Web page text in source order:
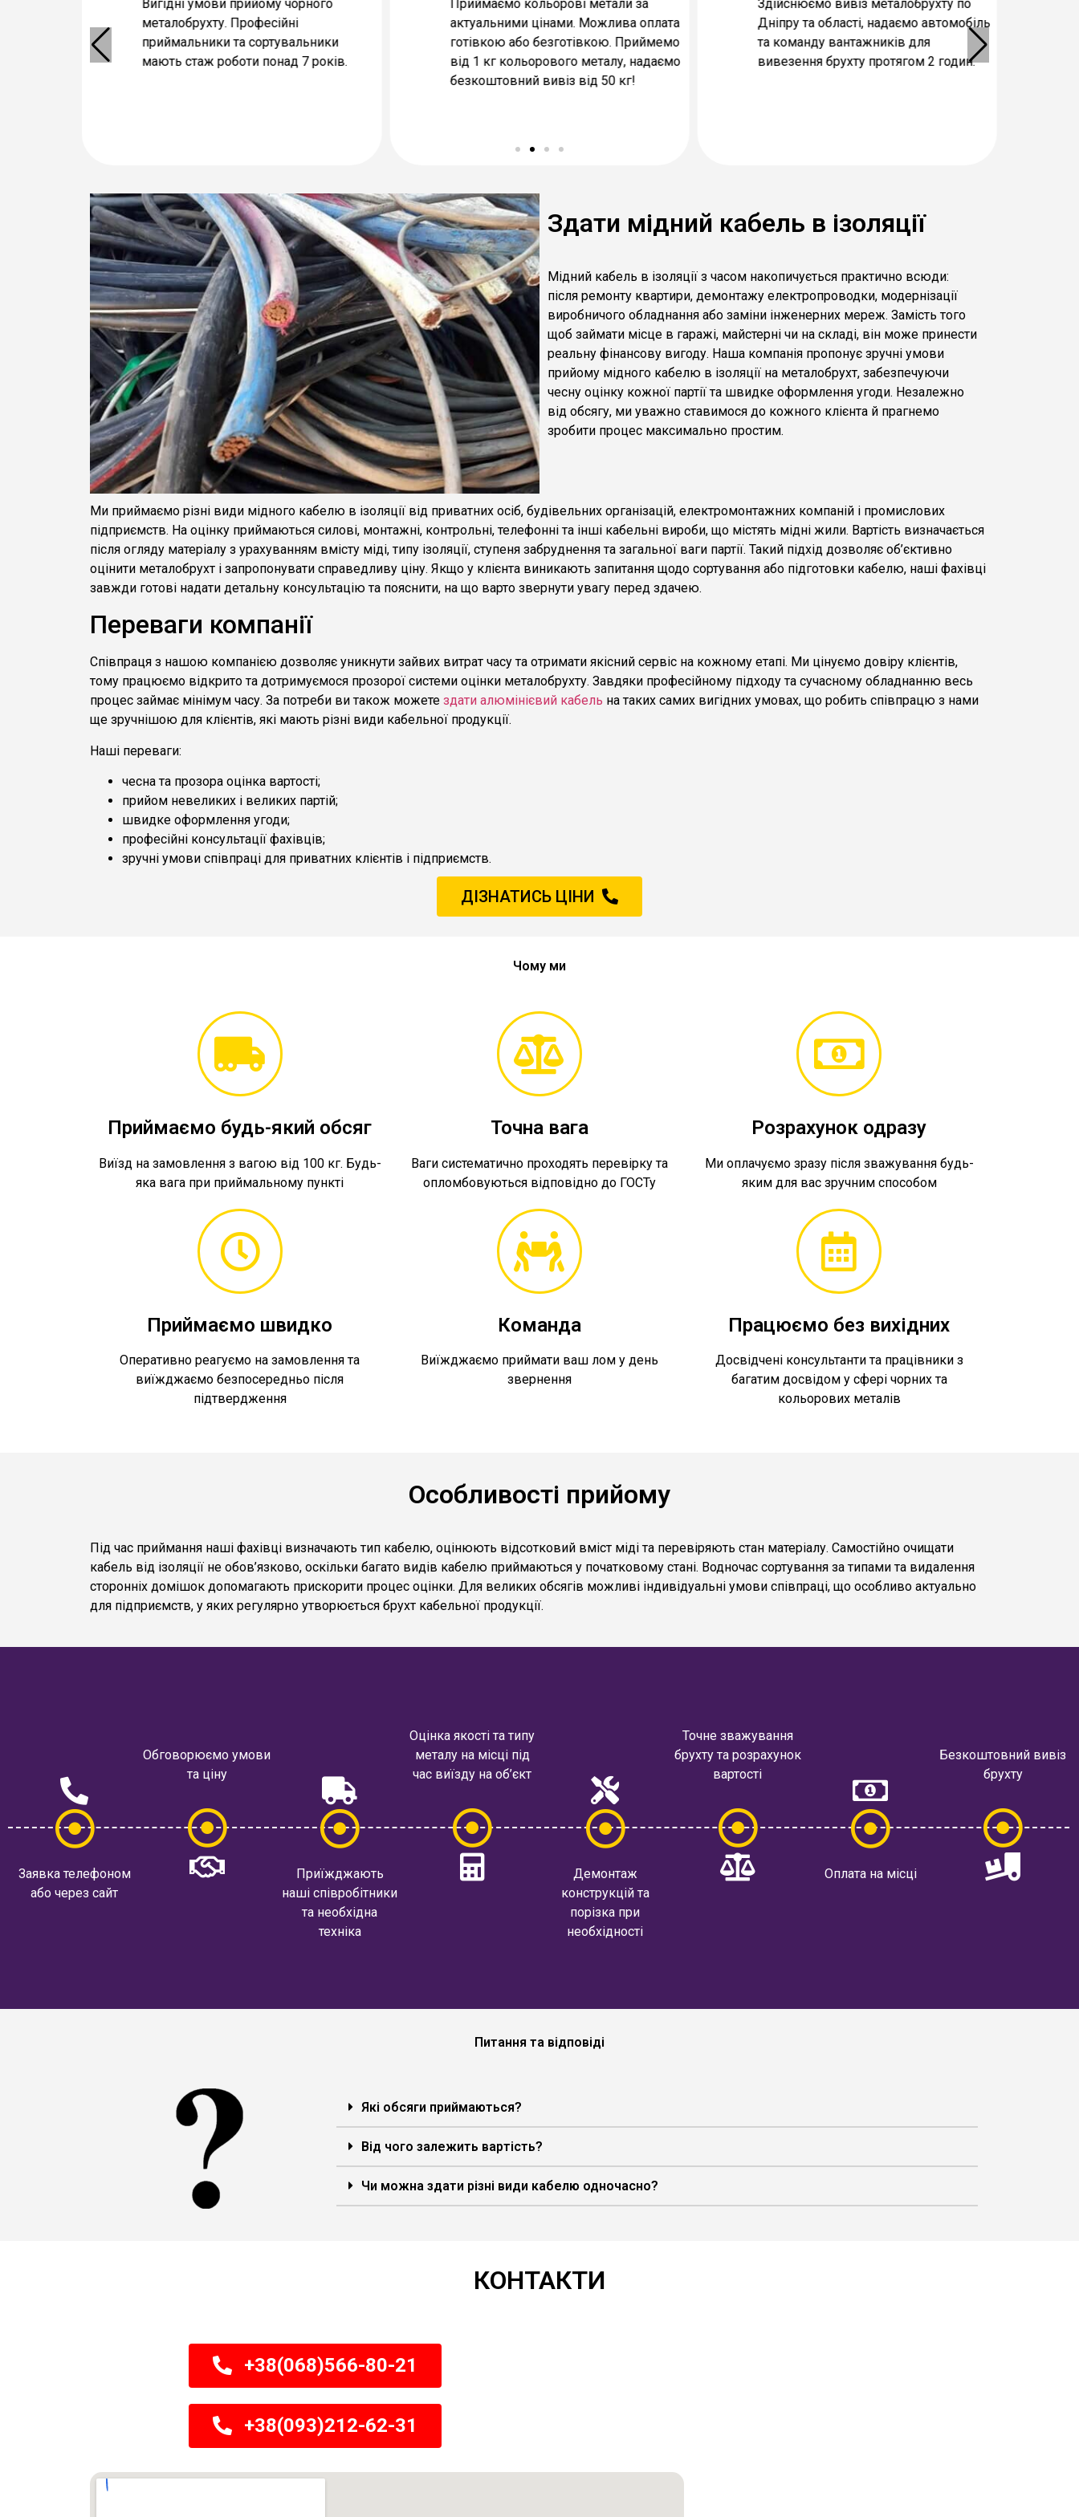
Вигідні умови прийому чорного
металобрухту. Професійні
приймальники та сортувальники
мають стаж роботи понад 7 років.
Приймаємо кольорові метали за
актуальними цінами. Можлива оплата
готівкою або безготівкою. Приймемо
від 1 кг кольорового металу, надаємо
безкоштовний вивіз від 50 кг!
Здійснюємо вивіз металобрухту по
Дніпру та області, надаємо автомобіль
та команду вантажників для
вивезення брухту протягом 2 годин.
Здати мідний кабель в ізоляції
Мідний кабель в ізоляції з часом накопичується практично всюди:
після ремонту квартири, демонтажу електропроводки, модернізації
виробничого обладнання або заміни інженерних мереж. Замість того
щоб займати місце в гаражі, майстерні чи на складі, він може принести
реальну фінансову вигоду. Наша компанія пропонує зручні умови
прийому мідного кабелю в ізоляції на металобрухт, забезпечуючи
чесну оцінку кожної партії та швидке оформлення угоди. Незалежно
від обсягу, ми уважно ставимося до кожного клієнта й прагнемо
зробити процес максимально простим.
Ми приймаємо різні види мідного кабелю в ізоляції від приватних осіб, будівельних організацій, електромонтажних компаній і промислових
підприємств. На оцінку приймаються силові, монтажні, контрольні, телефонні та інші кабельні вироби, що містять мідні жили. Вартість визначається
після огляду матеріалу з урахуванням вмісту міді, типу ізоляції, ступеня забруднення та загальної ваги партії. Такий підхід дозволяє об’єктивно
оцінити металобрухт і запропонувати справедливу ціну. Якщо у клієнта виникають запитання щодо сортування або підготовки кабелю, наші фахівці
завжди готові надати детальну консультацію та пояснити, на що варто звернути увагу перед здачею.
Переваги компанії
Співпраця з нашою компанією дозволяє уникнути зайвих витрат часу та отримати якісний сервіс на кожному етапі. Ми цінуємо довіру клієнтів,
тому працюємо відкрито та дотримуємося прозорої системи оцінки металобрухту. Завдяки професійному підходу та сучасному обладнанню весь
процес займає мінімум часу. За потреби ви також можете здати алюмінієвий кабель на таких самих вигідних умовах, що робить співпрацю з нами
ще зручнішою для клієнтів, які мають різні види кабельної продукції.
Наші переваги:
чесна та прозора оцінка вартості;
прийом невеликих і великих партій;
швидке оформлення угоди;
професійні консультації фахівців;
зручні умови співпраці для приватних клієнтів і підприємств.
ДІЗНАТИСЬ ЦІНИ
Чому ми
Приймаємо будь-який обсяг
Виїзд на замовлення з вагою від 100 кг. Будь-
яка вага при приймальному пункті
Точна вага
Ваги систематично проходять перевірку та
опломбовуються відповідно до ГОСТу
Розрахунок одразу
Ми оплачуємо зразу після зважування будь-
яким для вас зручним способом
Приймаємо швидко
Оперативно реагуємо на замовлення та
виїжджаємо безпосередньо після
підтвердження
Команда
Виїжджаємо приймати ваш лом у день
звернення
Працюємо без вихідних
Досвідчені консультанти та працівники з
багатим досвідом у сфері чорних та
кольорових металів
Особливості прийому
Під час приймання наші фахівці визначають тип кабелю, оцінюють відсотковий вміст міді та перевіряють стан матеріалу. Самостійно очищати
кабель від ізоляції не обов’язково, оскільки багато видів кабелю приймаються у початковому стані. Водночас сортування за типами та видалення
сторонніх домішок допомагають прискорити процес оцінки. Для великих обсягів можливі індивідуальні умови співпраці, що особливо актуально
для підприємств, у яких регулярно утворюється брухт кабельної продукції.
Обговорюємо умови
та ціну
Оцінка якості та типу
металу на місці під
час виїзду на об’єкт
Точне зважування
брухту та розрахунок
вартості
Безкоштовний вивіз
брухту
Заявка телефоном
або через сайт
Приїжджають
наші співробітники
та необхідна
техніка
Демонтаж
конструкцій та
порізка при
необхідності
Оплата на місці
Питання та відповіді
Які обсяги приймаються?
Від чого залежить вартість?
Чи можна здати різні види кабелю одночасно?
КОНТАКТИ
+38(068)566-80-21
+38(093)212-62-31